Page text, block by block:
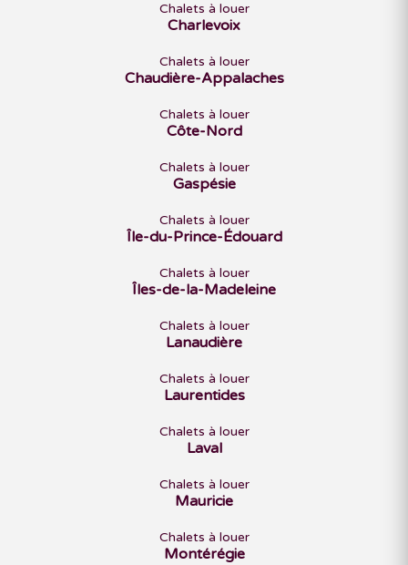
Chalets à louer
Charlevoix
Chalets à louer
Chaudière-Appalaches
Chalets à louer
Côte-Nord
Chalets à louer
Gaspésie
Chalets à louer
Île-du-Prince-Édouard
Chalets à louer
Îles-de-la-Madeleine
Chalets à louer
Lanaudière
Chalets à louer
Laurentides
Chalets à louer
Laval
Chalets à louer
Mauricie
Chalets à louer
Montérégie